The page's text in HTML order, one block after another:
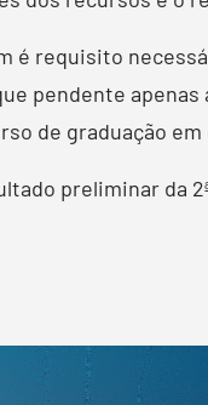
é requisito
pendente
de graduação
preliminar da